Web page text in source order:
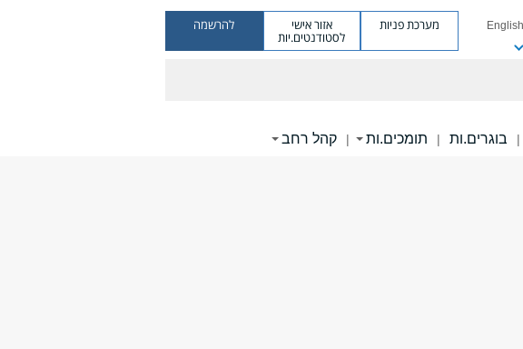
English מערכת פניות אזור אישי
לסטודנטים.יות
להרשמה
| בוגרים.ות | תומכים.ות | קהל רחב